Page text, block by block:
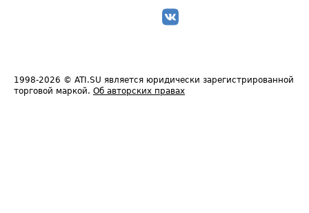
1998-2026 © ATI.SU является юридически зарегистрированной
торговой маркой. Об авторских правах